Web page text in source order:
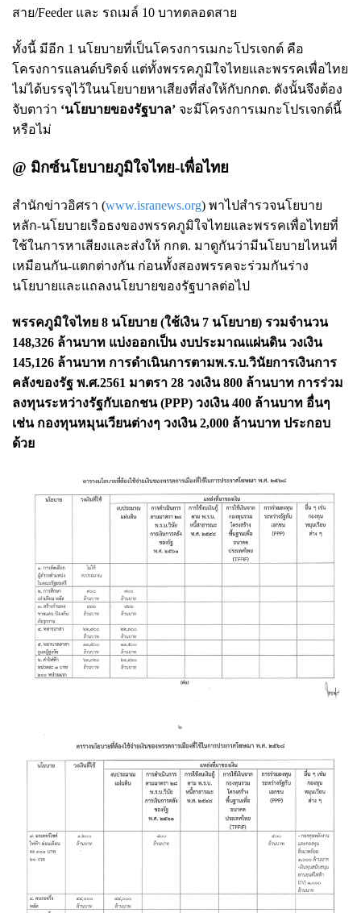
สาย/Feeder และ รถเมล์ 10 บาทตลอดสาย
ทั้งนี้ มีอีก 1 นโยบายที่เป็นโครงการเมกะโปรเจกต์ คือ
โครงการแลนด์บริดจ์ แต่ทั้งพรรคภูมิใจไทยและพรรคเพื่อไทย
ไม่ได้บรรจุไว้ในนโยบายหาเสียงที่ส่งให้กับกกต. ดังนั้นจึงต้อง
จับตาว่า ‘นโยบายของรัฐบาล’ จะมีโครงการเมกะโปรเจกต์นี้
หรือไม่
@ มิกซ์นโยบายภูมิใจไทย-เพื่อไทย
สำนักข่าวอิศรา (www.isranews.org) พาไปสำรวจนโยบาย
หลัก-นโยบายเรือธงของพรรคภูมิใจไทยและพรรคเพื่อไทยที่
ใช้ในการหาเสียงและส่งให้ กกต. มาดูกันว่ามีนโยบายไหนที่
เหมือนกัน-แตกต่างกัน ก่อนทั้งสองพรรคจะร่วมกันร่าง
นโยบายและแถลงนโยบายของรัฐบาลต่อไป
พรรคภูมิใจไทย 8 นโยบาย (ใช้เงิน 7 นโยบาย) รวมจำนวน
148,326 ล้านบาท แบ่งออกเป็น งบประมาณแผ่นดิน วงเงิน
145,126 ล้านบาท การดำเนินการตามพ.ร.บ.วินัยการเงินการ
คลังของรัฐ พ.ศ.2561 มาตรา 28 วงเงิน 800 ล้านบาท การร่วม
ลงทุนระหว่างรัฐกับเอกชน (PPP) วงเงิน 400 ล้านบาท อื่นๆ
เช่น กองทุนหมุนเวียนต่างๆ วงเงิน 2,000 ล้านบาท ประกอบ
ด้วย